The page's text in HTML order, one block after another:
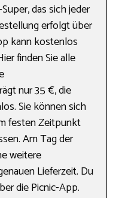
das sich jeder
erfolgt über
kann kostenlos
finden Sie alle
nur 35 €, die
Sie können sich
festen Zeitpunkt
Am Tag der
weitere
Lieferzeit. Du
die Picnic-App.